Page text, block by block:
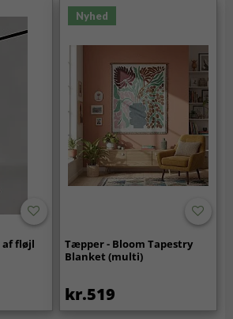
af fløjl
Nyhed
Tæpper - Bloom Tapestry
Blanket (multi)
kr.519